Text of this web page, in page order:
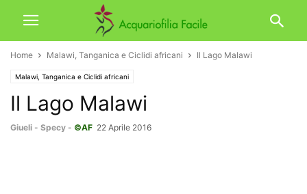
Home Malawi, Tanganica e Ciclidi africani Il Lago Malawi
Malawi, Tanganica e Ciclidi africani
Il Lago Malawi
Giueli - Specy - ©AF 22 Aprile 2016